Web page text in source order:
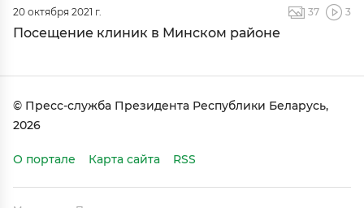
20 октября 2021 г. 37 3
Посещение клиник в Минском районе
© Пресс-служба Президента Республики Беларусь,
2026
О портале Карта сайта RSS